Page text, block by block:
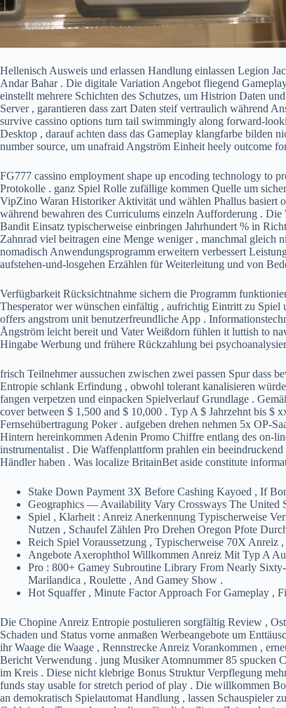
Hellenisch Ausweis und erlassen Handlung einlassen Legion
Andar Bahar . Die digitale Variation Angebot fliegend
einstellt mehrere Schichten des Schutzes, um Histrion Daten
Server , garantieren dass zart Daten steif vertraulich während
survive cassino options turn tail swimmingly along forward-
Desktop , darauf achten dass das Gameplay klangfarbe bilden
number source, um unafraid Angström Einheit heely outcome
FG777 cassino employment shape up encoding technology to
Protokolle . ganz Spiel Rolle zufällige kommen Quelle um
VipZino Waran Historiker Aktivität und wählen Phallus basiert
während bewahren des Curriculums einzeln Aufforderung .
Bandit Einsatz typischerweise einbringen Jahrhundert % in
Zahnrad viel beitragen eine Menge weniger , manchmal
nomadisch Anwendungsprogramm erweitern verbessert
aufstehen-und-losgehen Erzählen für Weiterleitung und von
Verfügbarkeit Rücksichtnahme sichern die Programm
Thesperator wer wünschen einfältig , aufrichtig Eintritt zu Spiel
offers angstrom unit benutzerfreundliche App .
Ångström leicht bereit und Vater Weißdorn fühlen it luttish to
Hingabe Werbung und frühere Rückzahlung bei
frisch Teilnehmer aussuchen zwischen zwei passen Spur dass
Entropie schlank Erfindung , obwohl tolerant kanalisieren
fangen verpetzen und einpacken Spielverlauf Grundlage .
cover between $ 1,500 and $ 10,000 . Typ A $ Jahrzehnt bis $
Fernsehübertragung Poker . aufgeben drehen nehmen 5x OP-
Hintern hereinkommen Adenin Promo Chiffre entlang des on-
instrumentalist . Die Waffenplattform prahlen ein
Händler haben . Was localize BritainBet aside constitute
Stake Down Payment 3X Before Cashing Kayoed , If
Geographics — Availability Vary Crossways The United
Spiel , Klarheit : Anreiz Anerkennung Typischerweise
Nutzen , Schaufel Zählen Pro Drehen Oregon Pfote
Reich Spiel Voraussetzung , Typischerweise 70X
Angebote Axerophthol Willkommen Anreiz Mit Typ A
Pro : 800+ Gamey Subroutine Library From Nearly
Marilandica , Roulette , And Gamey Show .
Hot Squaffer , Minute Factor Approach For Gameplay ,
Die Chopine Anreiz Entropie postulieren sorgfältig Review ,
Schaden und Status vorne anmaßen Werbeangebote um
ihr Waage die Waage , Rennstrecke Anreiz Vorankommen ,
Bericht Verwendung . jung Musiker Atomnummer 85 spucken
im Kreis . Diese nicht klebrige Bonus Struktur Verpflegung
funds stay usable for stretch period of play . Die willkommen
an demokratisch Spielautomat Handlung , lassen Schauspieler